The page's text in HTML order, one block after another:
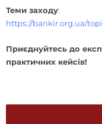
Теми заходу:
https://bankir.org.ua/
Приєднуйтесь до
практичних кейсів!